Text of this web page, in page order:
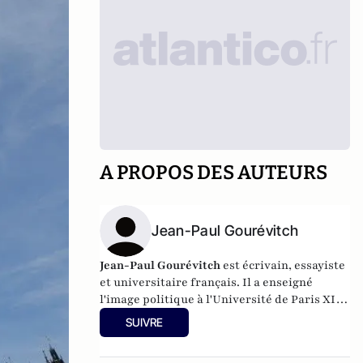
A PROPOS DES AUTEURS
Jean-Paul Gourévitch
Jean-Paul Gourévitch est écrivain, essayiste
et universitaire français. Il a enseigné
l'image politique à l'Université de Paris XII,
a contribué à l'élaboration de l'histoire de la
littérature de la jeunesse et de ses
SUIVRE